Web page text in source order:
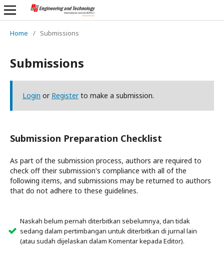
Home / Submissions
Submissions
Login or Registerto make a submission.
Submission Preparation Checklist
As part of the submission process, authors are required to
check off their submission's compliance with all of the
following items, and submissions may be returned to authors
that do not adhere to these guidelines.
Naskah belum pernah diterbitkan sebelumnya, dan tidak
sedang dalam pertimbangan untuk diterbitkan di jurnal lain
(atau sudah dijelaskan dalam Komentar kepada Editor).